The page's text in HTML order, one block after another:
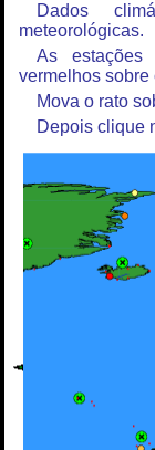
Dados
meteorológicas.
As
vermelhos sobre
Mova o rato
Depois clique